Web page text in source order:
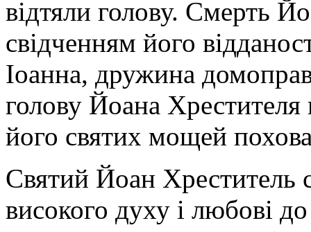
відтяли голову. Смерть
свідченням його
Іоанна, дружина
голову Йоана Хрестителя
його святих мощей
Святий Йоан Хреститель
високого духу і любові